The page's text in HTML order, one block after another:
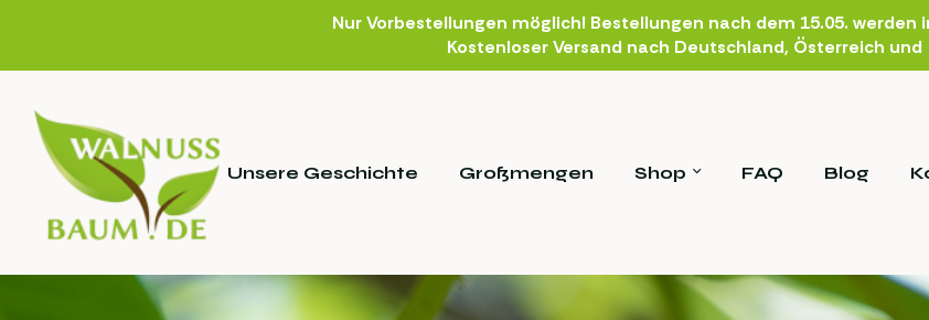
Nur Vorbestellungen möglich! Bestellungen nach dem 15.05. werden
Kostenloser Versand nach Deutschland, Österreich
Unsere Geschichte Großmengen Shop FAQ Blog